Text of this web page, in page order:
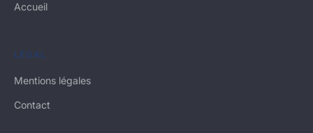
Accueil
LÉGAL
Mentions légales
Contact